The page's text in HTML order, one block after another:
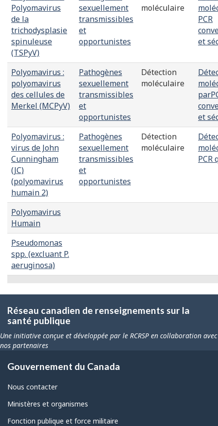
Polyomavirus
de la
trichodysplasie
spinuleuse
(TSPyV)
sexuellement
transmissibles
et
opportunistes
moléculaire
PCR
et
Polyomavirus :
polyomavirus
des cellules de
Merkel (MCPyV)
Pathogènes
sexuellement
transmissibles
et
opportunistes
Détection
moléculaire
et
Polyomavirus :
virus de John
Cunningham
(JC)
(polyomavirus
humain 2)
Pathogènes
sexuellement
transmissibles
et
opportunistes
Détection
moléculaire
PCR
Polyomavirus
Humain
Pseudomonas
spp. (excluant P.
aeruginosa)
Réseau canadien de renseignements sur la
santé publique
Une initiative conçue et développée par le RCRSP en collaboration avec
nos partenaires
Gouvernement du Canada
Nous contacter
Ministères et organismes
Fonction publique et force militaire